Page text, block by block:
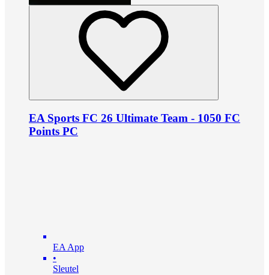
EA Sports FC 26 Ultimate Team - 1050 FC
Points PC
EA App
•
Sleutel